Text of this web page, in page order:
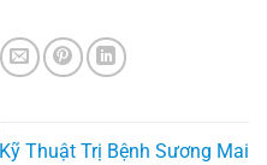
Kỹ Thuật Trị Bệnh Sương Mai